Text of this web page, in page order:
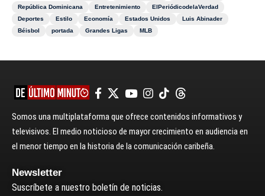
República Dominicana
Entretenimiento
ElPeriódicodelaVerdad
Deportes
Estilo Economía Estados Unidos
Luis Abinader
Béisbol
portada Grandes Ligas MLB
Somos una multiplataforma que ofrece contenidos informativos y
televisivos. El medio noticioso de mayor crecimiento en audiencia en
el menor tiempo en la historia de la comunicación caribeña.
Newsletter
Suscríbete a nuestro boletín de noticias.